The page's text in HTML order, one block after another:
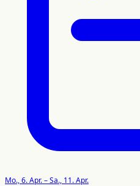
Mo., 6. Apr. – Sa., 11. Apr.